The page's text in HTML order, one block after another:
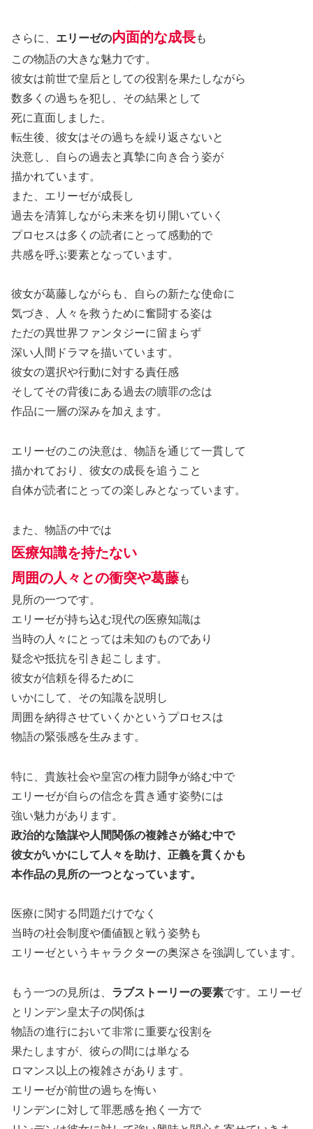
さらに、 エリーゼの内面的な成長も
この物語の大きな魅力です。
彼女は前世で皇后としての役割を果たしながら
数多くの過ちを犯し、その結果として
死に直面しました。
転生後、彼女はその過ちを繰り返さないと
決意し、自らの過去と真摯に向き合う姿が
描かれています。
また、エリーゼが成長し
過去を清算しながら未来を切り開いていく
プロセスは多くの読者にとって感動的で
共感を呼ぶ要素となっています。
彼女が葛藤しながらも、自らの新たな使命に
気づき、人々を救うために奮闘する姿は
ただの異世界ファンタジーに留まらず
深い人間ドラマを描いています。
彼女の選択や行動に対する責任感
そしてその背後にある過去の贖罪の念は
作品に一層の深みを加えます。
エリーゼのこの決意は、物語を通じて一貫して
描かれており、彼女の成長を追うこと
自体が読者にとっての楽しみとなっています。
また、物語の中では
医療知識を持たない
周囲の人々との衝突や葛藤も
見所の一つです。
エリーゼが持ち込む現代の医療知識は
当時の人々にとっては未知のものであり
疑念や抵抗を引き起こします。
彼女が信頼を得るために
いかにして、その知識を説明し
周囲を納得させていくかというプロセスは
物語の緊張感を生みます。
特に、貴族社会や皇宮の権力闘争が絡む中で
エリーゼが自らの信念を貫き通す姿勢には
強い魅力があります。
政治的な陰謀や人間関係の複雑さが絡む中で
彼女がいかにして人々を助け、正義を貫くかも
本作品の見所の一つとなっています。
医療に関する問題だけでなく
当時の社会制度や価値観と戦う姿勢も
エリーゼというキャラクターの奥深さを強調しています。
もう一つの見所は、 ラブストーリーの要素です。エリーゼ
とリンデン皇太子の関係は
物語の進行において非常に重要な役割を
果たしますが、彼らの間には単なる
ロマンス以上の複雑さがあります。
エリーゼが前世の過ちを悔い
リンデンに対して罪悪感を抱く一方で